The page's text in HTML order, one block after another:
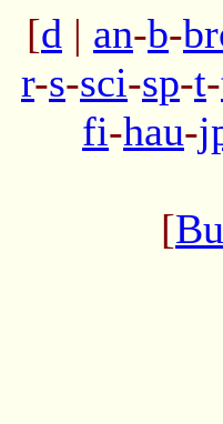
[d | an-b-
r-s-sci-sp-t-
fi-hau-
[